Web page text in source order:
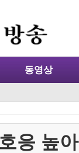
동영상
응 높아